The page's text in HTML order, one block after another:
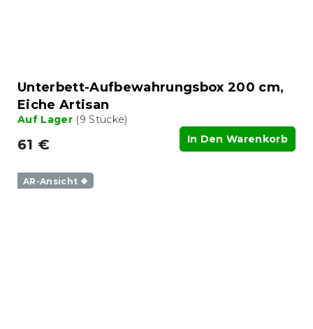
Unterbett-Aufbewahrungsbox 200 cm,
Eiche Artisan
Auf Lager (9 Stücke)
61 € In Den Warenkorb
AR-Ansicht ❖